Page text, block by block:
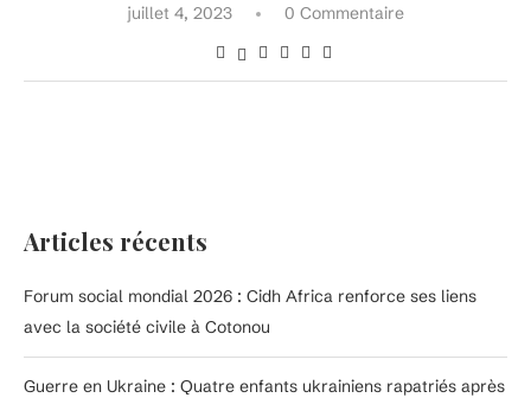
juillet 4, 2023 0 Commentaire
Articles récents
Forum social mondial 2026 : Cidh Africa renforce ses liens
avec la société civile à Cotonou
Guerre en Ukraine : Quatre enfants ukrainiens rapatriés après